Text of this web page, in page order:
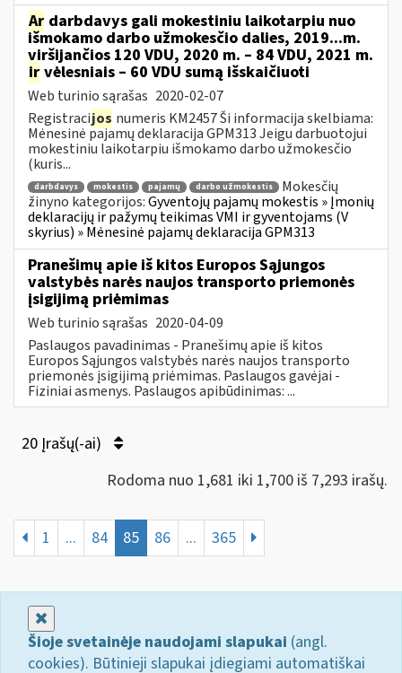
Ar darbdavys gali mokestiniu laikotarpiu nuo
išmokamo darbo užmokesčio dalies, 2019...m.
viršijančios 120 VDU, 2020 m. – 84 VDU, 2021 m.
ir vėlesniais – 60 VDU sumą išskaičiuoti
Web turinio sąrašas 2020-02-07
Registracijos numeris KM2457 Ši informacija skelbiama:
Mėnesinė pajamų deklaracija GPM313 Jeigu darbuotojui
mokestiniu laikotarpiu išmokamo darbo užmokesčio
(kuris...
darbdavys mokestis pajamų darbo užmokestis
Mokesčių
žinyno kategorijos:Gyventojų pajamų mokestis » Įmonių
deklaracijų ir pažymų teikimas VMI ir gyventojams (V
skyrius) » Mėnesinė pajamų deklaracija GPM313
Pranešimų apie iš kitos Europos Sąjungos
valstybės narės naujos transporto priemonės
įsigijimą priėmimas
Web turinio sąrašas 2020-04-09
Paslaugos pavadinimas - Pranešimų apie iš kitos
Europos Sąjungos valstybės narės naujos transporto
priemonės įsigijimą priėmimas. Paslaugos gavėjai -
Fiziniai asmenys. Paslaugos apibūdinimas: ...
20 Įrašų(-ai)
Rodoma nuo 1,681 iki 1,700 iš 7,293 irašų.
1 ... 84 85 86 ... 365
Šioje svetainėje naudojami slapukai (angl.
cookies). Būtinieji slapukai įdiegiami automatiškai